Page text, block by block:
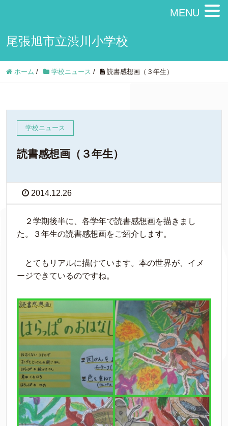
尾張旭市立渋川小学校
ホーム / 学校ニュース / 読書感想画（３年生）
学校ニュース
読書感想画（３年生）
2014.12.26
２学期後半に、各学年で読書感想画を描きまし
た。３年生の読書感想画をご紹介します。
とてもリアルに描けています。本の世界が、イメ
ージできているのですね。
MENU